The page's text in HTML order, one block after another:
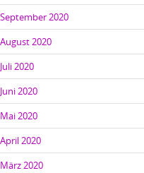
September 2020
August 2020
Juli 2020
Juni 2020
Mai 2020
April 2020
März 2020